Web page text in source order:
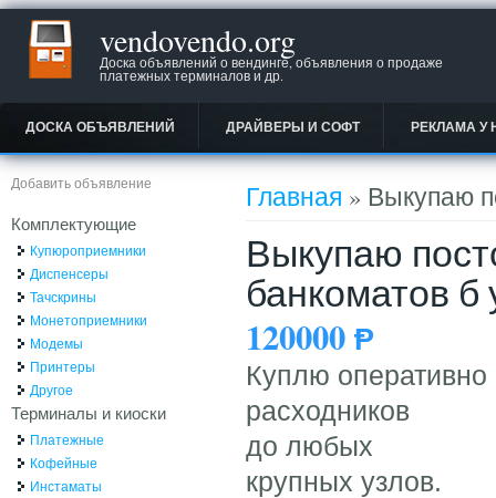
vendovendo.org
Доска объявлений о вендинге, объявления о продаже
платежных терминалов и др.
ДОСКА ОБЪЯВЛЕНИЙ ДРАЙВЕРЫ И СОФТ РЕКЛАМА У
Вы здесь
Главная » Выкупаю
Выкупаю
банкоматов б
120000 Ᵽ
Куплю
расходников
до любых
крупных узлов.
Добавить объявление
Комплектующие
Купюроприемники
Диспенсеры
Тачскрины
Монетоприемники
Модемы
Принтеры
Другое
Терминалы и киоски
Платежные
Кофейные
Инстаматы